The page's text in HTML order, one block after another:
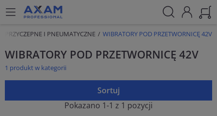
PRZYCZEPNE I PNEUMATYCZNE WIBRATORY POD PRZETWORNICĘ 42V
WIBRATORY POD PRZETWORNICĘ 42V
1 produkt w kategorii
Sortuj
Pokazano 1-1 z 1 pozycji